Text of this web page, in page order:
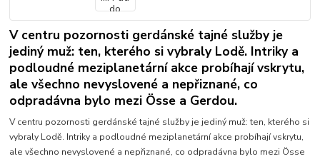
V centru pozornosti gerdánské tajné služby je
jediný muž: ten, kterého si vybraly Lodě. Intriky a
podloudné meziplanetární akce probíhají vskrytu,
ale všechno nevyslovené a nepřiznané, co
odpradávna bylo mezi Össe a Gerdou.
V centru pozornosti gerdánské tajné služby je jediný muž: ten, kterého si
vybraly Lodě. Intriky a podloudné meziplanetární akce probíhají vskrytu,
ale všechno nevyslovené a nepřiznané, co odpradávna bylo mezi Össe